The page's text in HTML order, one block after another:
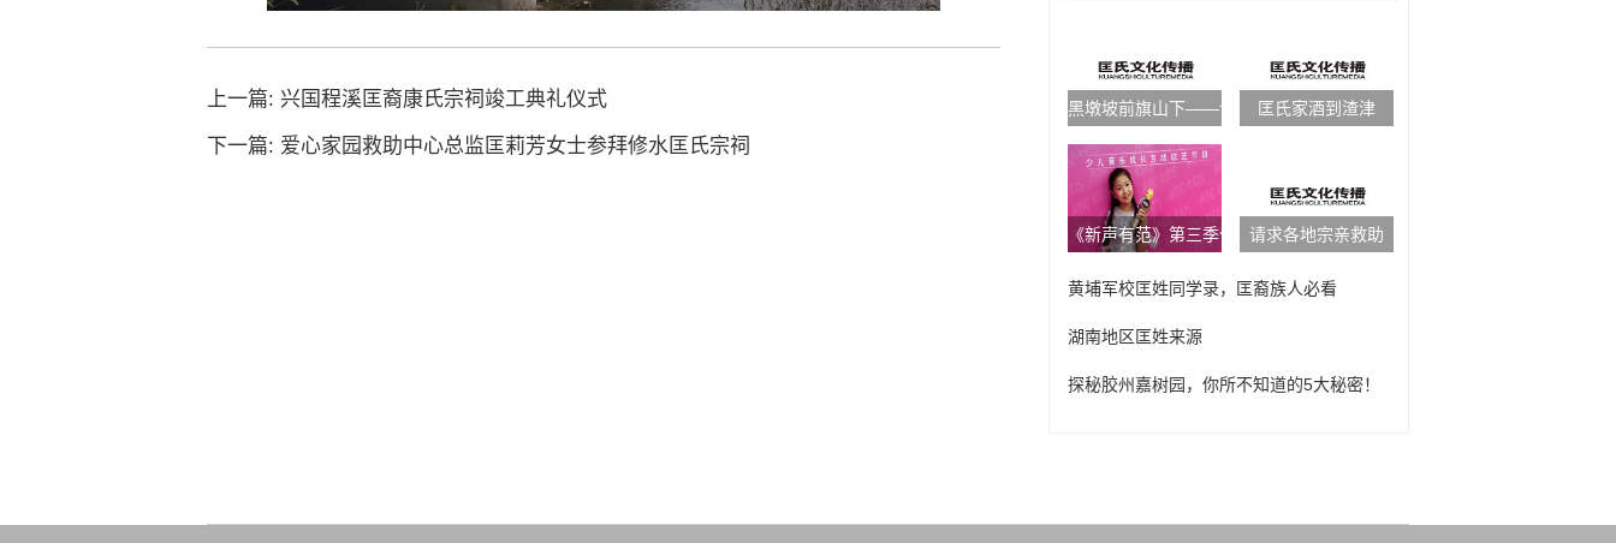
上一篇: 兴国程溪匡裔康氏宗祠竣工典礼仪式
下一篇: 爱心家园救助中心总监匡莉芳女士参拜修水匡氏宗祠
黑墩坡前旗山下——访匡陵旧址匡氏家酒到渣津
《新声有范》第三季今日回归 匡桐菲为梦献唱
请求各地宗亲救助
黄埔军校匡姓同学录，匡裔族人必看
湖南地区匡姓来源
探秘胶州嘉树园，你所不知道的5大秘密！